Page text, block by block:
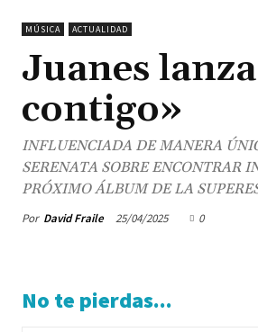
MÚSICA ACTUALIDAD
Juanes
contigo»
INFLUENCIADA DE MANERA
SERENATA SOBRE ENCONTRAR
PRÓXIMO ÁLBUM DE LA
Por David Fraile 25/04/2025 0
No te pierdas...